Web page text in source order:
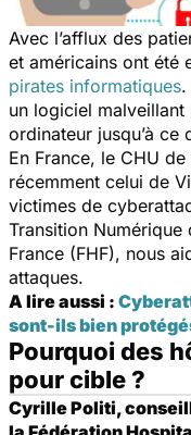
Avec l’afflux des
et américains ont été
pirates informatiques.
un logiciel malveillant
ordinateur jusqu’à ce
En France, le CHU
récemment celui de
victimes de
Transition
France (FHF), nous
attaques.
A lire aussi :
sont-ils bien
Pourquoi des
pour cible ?
Cyrille Politi,